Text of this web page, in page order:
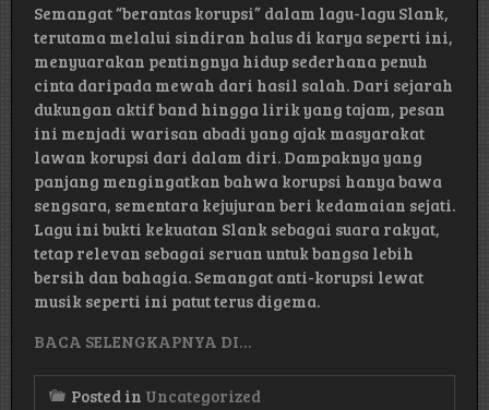
Semangat “berantas korupsi” dalam lagu-lagu Slank,
terutama melalui sindiran halus di karya seperti ini,
menyuarakan pentingnya hidup sederhana penuh
cinta daripada mewah dari hasil salah. Dari sejarah
dukungan aktif band hingga lirik yang tajam, pesan
ini menjadi warisan abadi yang ajak masyarakat
lawan korupsi dari dalam diri. Dampaknya yang
panjang mengingatkan bahwa korupsi hanya bawa
sengsara, sementara kejujuran beri kedamaian sejati.
Lagu ini bukti kekuatan Slank sebagai suara rakyat,
tetap relevan sebagai seruan untuk bangsa lebih
bersih dan bahagia. Semangat anti-korupsi lewat
musik seperti ini patut terus digema.
BACA SELENGKAPNYA DI…
Posted in Uncategorized